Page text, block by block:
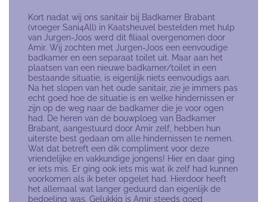
Kort nadat wij ons sanitair bij Badkamer Brabant
(vroeger Sani4All) in Kaatsheuvel bestelden met hulp
van Jurgen-Joos werd dit filiaal overgenomen door
Amir. Wij zochten met Jurgen-Joos een eenvoudige
badkamer en een separaat toilet uit. Maar aan het
plaatsen van een nieuwe badkamer/toilet in een
bestaande situatie, is eigenlijk niets eenvoudigs aan.
Na het slopen van het oude sanitair, zie je immers pas
echt goed hoe de situatie is en welke hindernissen er
zijn op de weg naar de badkamer die je voor ogen
had. De heren van de bouwploeg van Badkamer
Brabant, aangestuurd door Amir zelf, hebben hun
uiterste best gedaan om alle hindernissen te nemen.
Wat dat betreft een dik compliment voor deze
vriendelijke en vakkundige jongens! Hier en daar ging
er iets mis. Er ging ook iets mis wat ik zelf had kunnen
voorkomen als ik beter opgelet had. Hierdoor heeft
het allemaal wat langer geduurd dan eigenlijk de
bedoeling was. Gelukkig is Amir steeds goed